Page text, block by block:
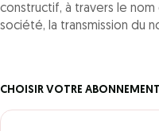
constructif, à travers le nom
société, la transmission du
CHOISIR VOTRE ABONNEMENT